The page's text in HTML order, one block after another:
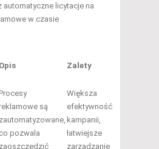
licytacje na
w czasie
Opis Zalety
są
zautomatyzowane,
co pozwala
zaoszczędzić
Większa
efektywność
kampanii,
łatwiejsze
zarządzanie